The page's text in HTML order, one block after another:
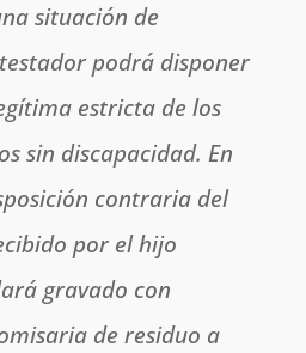
situación de
podrá disponer
estricta de los
sin discapacidad. En
contraria del
por el hijo
gravado con
de residuo a